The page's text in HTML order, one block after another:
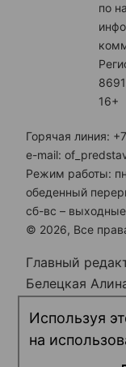
по
16+
Горячая линия:
e-mail:
Режим работы:
обеденный
сб-вс – выходные
© 2026, Все
Главный
Белецкая
Телефон
Используя
на